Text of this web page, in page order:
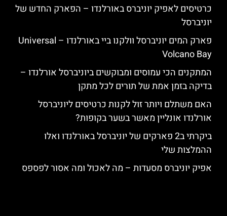
כרטיסים לאפיק יוניברס באורלנדו – הפארק החדש של
יוניברסל
פארק המים יוניברסל וולקנו ביי באורלנדו – Universal
Volcano Bay
המתקנים הכי עמוסים ומבוקשים ביוניברסל אורלנדו –
בדיקה בזמן אמת של תורים לכל מתקן
האם משתלם ויותר זול לקנות כרטיסים ליוניברסל
אורלנדו אונליין מאשר בשער בקופות?
ביקרתי ב2 פארקים של יוניברסל באורלנדו ואלו
ההמלצות שלי
אפיק יוניברס מסעדות – מה לאכול ומה אסור לפספס